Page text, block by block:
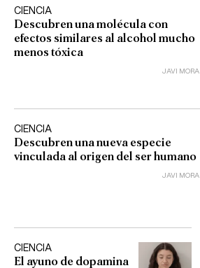
CIENCIA
Descubren una molécula con
efectos similares al alcohol mucho
menos tóxica
JAVI MORA
CIENCIA
Descubren una nueva especie
vinculada al origen del ser humano
JAVI MORA
CIENCIA
El ayuno de dopamina